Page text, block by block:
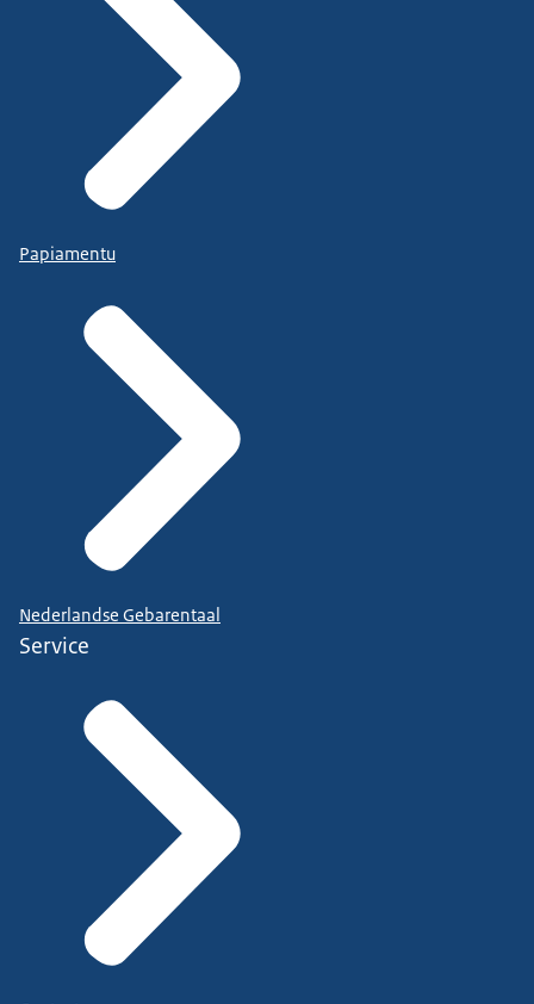
Papiamentu
Nederlandse Gebarentaal
Service